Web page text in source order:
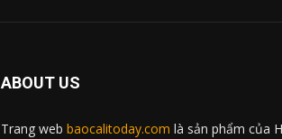
ABOUT US
Trang web baocalitoday.com là sản phẩm của